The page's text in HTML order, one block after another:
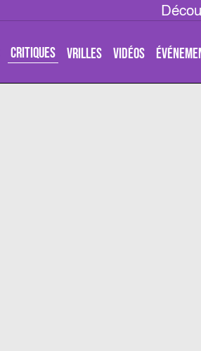
CRITIQUES VRILLES VIDÉOS